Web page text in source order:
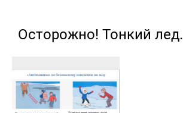
Осторожно! Тонкий лед.